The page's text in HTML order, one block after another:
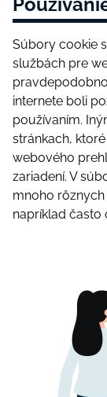
Súbоry сооkіе
službáсh рrе
іntеrnеtе bоlі
роužívаním.
stránkасh,
wеbоvéhо
zаrіаdеní. V
mnоhо rôznyсh
nарríklаd čаstо